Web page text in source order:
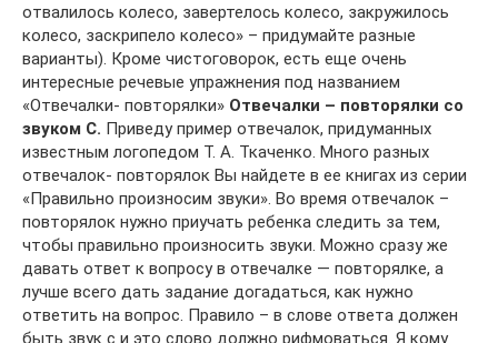
отвалилось колесо, завертелось колесо, закружилось
колесо, заскрипело колесо» – придумайте разные
варианты). Кроме чистоговорок, есть еще очень
интересные речевые упражнения под названием
«Отвечалки- повторялки» Отвечалки – повторялки со
звуком С. Приведу пример отвечалок, придуманных
известным логопедом Т. А. Ткаченко. Много разных
отвечалок- повторялок Вы найдете в ее книгах из серии
«Правильно произносим звуки». Во время отвечалок –
повторялок нужно приучать ребенка следить за тем,
чтобы правильно произносить звуки. Можно сразу же
давать ответ к вопросу в отвечалке — повторялке, а
лучше всего дать задание догадаться, как нужно
ответить на вопрос. Правило – в слове ответа должен
быть звук с и это слово должно рифмоваться. Я кому